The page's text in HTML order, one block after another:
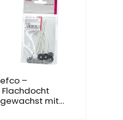
efco –
Flachdocht
gewachst mit